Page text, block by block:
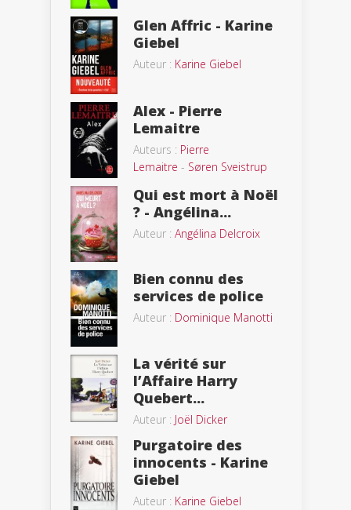
Glen Affric - Karine
Giebel
Auteur : Karine Giebel
Alex - Pierre
Lemaitre
Auteurs : Pierre
Lemaitre - Søren Sveistrup
Qui est mort à Noël
? - Angélina...
Auteur : Angélina Delcroix
Bien connu des
services de police
Auteur : Dominique Manotti
La vérité sur
l’Affaire Harry
Quebert...
Auteur : Joël Dicker
Purgatoire des
innocents - Karine
Giebel
Auteur : Karine Giebel